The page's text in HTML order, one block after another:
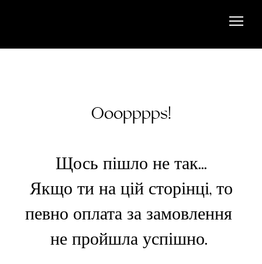
Ooopppps!
Щось пішло не так...
Якщо ти на цій сторінці, то
певно оплата за замовлення
не пройшла успішно.